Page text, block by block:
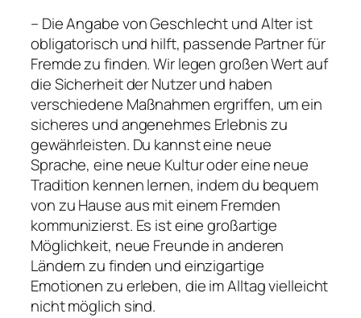
– Die Angabe von Geschlecht und Alter ist
obligatorisch und hilft, passende Partner für
Fremde zu finden. Wir legen großen Wert auf
die Sicherheit der Nutzer und haben
verschiedene Maßnahmen ergriffen, um ein
sicheres und angenehmes Erlebnis zu
gewährleisten. Du kannst eine neue
Sprache, eine neue Kultur oder eine neue
Tradition kennen lernen, indem du bequem
von zu Hause aus mit einem Fremden
kommunizierst. Es ist eine großartige
Möglichkeit, neue Freunde in anderen
Ländern zu finden und einzigartige
Emotionen zu erleben, die im Alltag vielleicht
nicht möglich sind.